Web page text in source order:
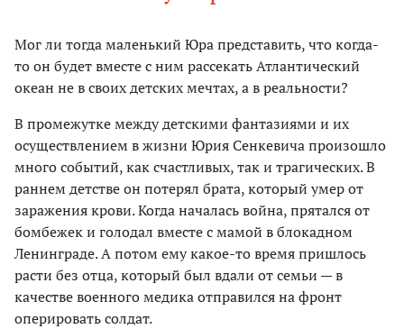
Мог ли тогда маленький Юра представить, что когда-
то он будет вместе с ним рассекать Атлантический
океан не в своих детских мечтах, а в реальности?
В промежутке между детскими фантазиями и их
осуществлением в жизни Юрия Сенкевича произошло
много событий, как счастливых, так и трагических. В
раннем детстве он потерял брата, который умер от
заражения крови. Когда началась война, прятался от
бомбежек и голодал вместе с мамой в блокадном
Ленинграде. А потом ему какое-то время пришлось
расти без отца, который был вдали от семьи — в
качестве военного медика отправился на фронт
оперировать солдат.